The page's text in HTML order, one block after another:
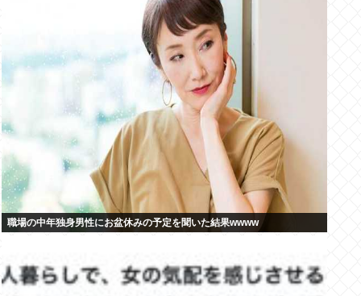
職場の中年独身男性にお盆休みの予定を聞いた結果wwww